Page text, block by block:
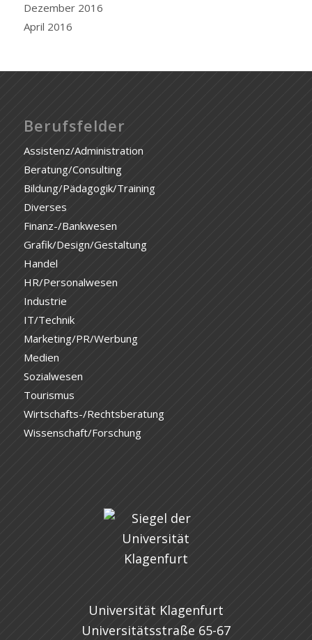
Dezember 2016
April 2016
Berufsfelder
Assistenz/Administration
Beratung/Consulting
Bildung/Pädagogik/Training
Diverses
Finanz-/Bankwesen
Grafik/Design/Gestaltung
Handel
HR/Personalwesen
Industrie
IT/Technik
Marketing/PR/Werbung
Medien
Sozialwesen
Tourismus
Wirtschafts-/Rechtsberatung
Wissenschaft/Forschung
Universität Klagenfurt
Universitätsstraße 65-67